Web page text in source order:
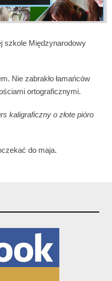
szkole Międzynarodowy
Nie zabrakło łamańców
ortograficznymi.
kaligraficzny o złote pióro
do maja.